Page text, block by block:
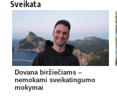
Sveikata
Dovana biržiečiams –
nemokami sveikatingumo
mokymai